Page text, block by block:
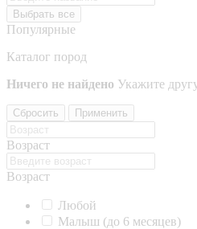
Выбрать все
Популярные
Каталог пород
Ничего не найдено Укажите
Сбросить Применить
Возраст
Возраст
Любой
Малыш (до 6 месяцев)